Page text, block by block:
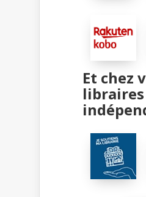
Et chez
libraires